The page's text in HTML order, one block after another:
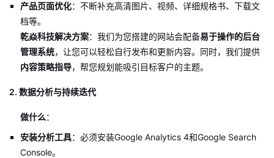
产品页面优化：不断补充高清图片、视频、详细规格书、下载文
档等。
乾焱科技解决方案：我们为您搭建的网站会配备易于操作的后台
管理系统，让您可以轻松自行发布和更新内容。同时，我们提供
内容策略指导，帮您规划能吸引目标客户的主题。
2. 数据分析与持续迭代
做什么：
安装分析工具：必须安装Google Analytics 4和Google Search
Console。